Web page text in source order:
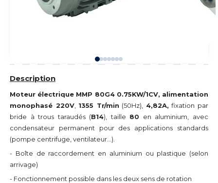
Description
Moteur électrique MMP 80G4 0.75KW/1CV, alimentation
monophasé 220V, 1355 Tr/min (50Hz), 4,82A, fixation par
bride à trous taraudés (B14), taille 80 en aluminium, avec
condensateur permanent pour des applications standards
(pompe centrifuge, ventilateur...).
- Boîte de raccordement en aluminium ou plastique (selon
arrivage)
- Fonctionnement possible dans les deux sens de rotation